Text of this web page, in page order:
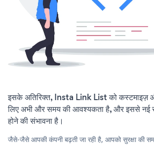
इसके अतिरिक्त, Insta Link List को
लिए अभी और समय की आवश्यकता है, और इससे नई
होने की संभावना है।
जैसे-जैसे आपकी कंपनी बढ़ती जा रही है, आपको सुरक्षा की